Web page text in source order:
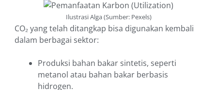
Ilustrasi Alga (Sumber: Pexels)
CO₂ yang telah ditangkap bisa digunakan kembali
dalam berbagai sektor:
Produksi bahan bakar sintetis, seperti
metanol atau bahan bakar berbasis
hidrogen.